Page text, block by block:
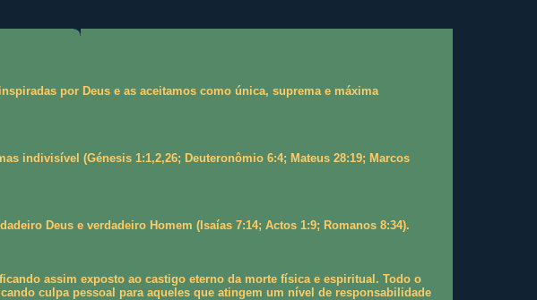
por Deus e as aceitamos como única, suprema e máxima
indivisível (Génesis 1:1,2,26; Deuteronômio 6:4; Mateus 28:19; Marcos
Deus e verdadeiro Homem (Isaías 7:14; Actos 1:9; Romanos 8:34).
assim exposto ao castigo eterno da morte física e espiritual. Todo o
culpa pessoal para aqueles que atingem um nível de responsabilidade